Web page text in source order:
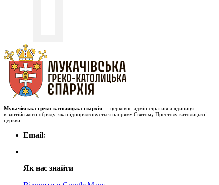
Мукачівська греко-католицька єпархія — церковно-адміністративна одиниця
візантійського обряду, яка підпорядковується напряму Святому Престолу католицької
церкви.
Email:
Як нас знайти